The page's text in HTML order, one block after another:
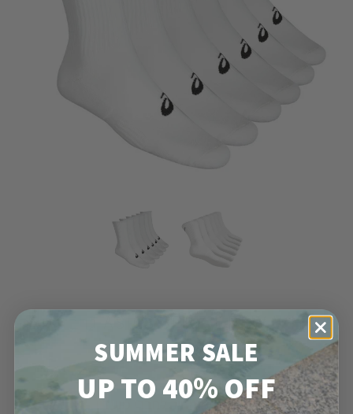
ASICS 6PKK CREW WHITE גרבי ריצה
ארוכות
119.90 ₪
107.90 ₪ מחיר לחברי מועדון
SUMMER SALE
UP TO 40% OFF